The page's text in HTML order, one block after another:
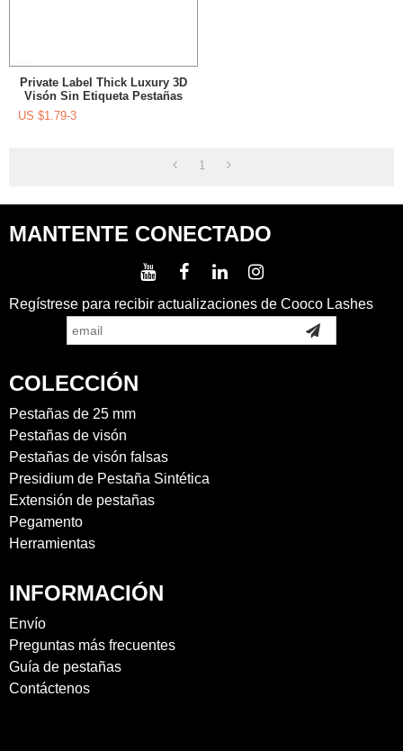
Private Label Thick Luxury 3D
Visón Sin Etiqueta Pestañas
US $1.79-3
1
MANTENTE CONECTADO
Regístrese para recibir actualizaciones de Cooco Lashes
COLECCIÓN
Pestañas de 25 mm
Pestañas de visón
Pestañas de visón falsas
Presidium de Pestaña Sintética
Extensión de pestañas
Pegamento
Herramientas
INFORMACIÓN
Envío
Preguntas más frecuentes
Guía de pestañas
Contáctenos